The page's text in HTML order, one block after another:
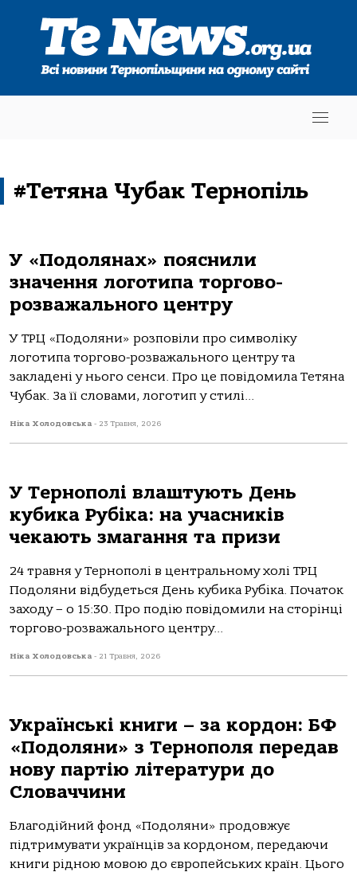
#Тетяна Чубак Тернопіль
У «Подолянах» пояснили
значення логотипа торгово-
розважального центру
У ТРЦ «Подоляни» розповіли про символіку
логотипа торгово-розважального центру та
закладені у нього сенси. Про це повідомила Тетяна
Чубак. За її словами, логотип у стилі...
Ніка Холодовська - 23 Травня, 2026
У Тернополі влаштують День
кубика Рубіка: на учасників
чекають змагання та призи
24 травня у Тернополі в центральному холі ТРЦ
Подоляни відбудеться День кубика Рубіка. Початок
заходу – о 15:30. Про подію повідомили на сторінці
торгово-розважального центру...
Ніка Холодовська - 21 Травня, 2026
Українські книги – за кордон: БФ
«Подоляни» з Тернополя передав
нову партію літератури до
Словаччини
Благодійний фонд «Подоляни» продовжує
підтримувати українців за кордоном, передаючи
книги рідною мовою до європейських країн. Цього